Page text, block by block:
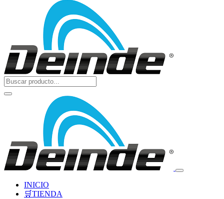
INICIO
🛒TIENDA